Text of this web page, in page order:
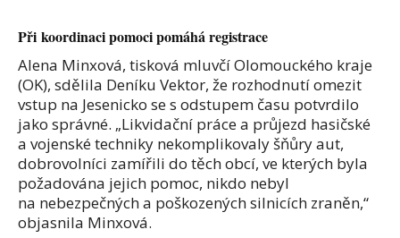
Při koordinaci pomoci pomáhá registrace
Alena Minxová, tisková mluvčí Olomouckého kraje
(OK), sdělila Deníku Vektor, že rozhodnutí omezit
vstup na Jesenicko se s odstupem času potvrdilo
jako správné. „Likvidační práce a průjezd hasičské
a vojenské techniky nekomplikovaly šňůry aut,
dobrovolníci zamířili do těch obcí, ve kterých byla
požadována jejich pomoc, nikdo nebyl
na nebezpečných a poškozených silnicích zraněn,“
objasnila Minxová.